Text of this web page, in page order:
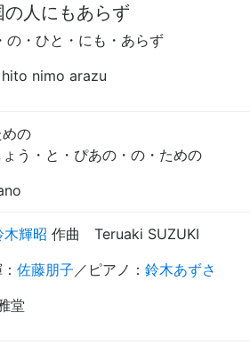
人にもあらず
の・ひと・にも・あらず
nimo arazu
めの
う・と・ぴあの・の・ための
木輝昭 作曲
Teruaki SUZUKI
： 佐藤朋子 ／ ピアノ ： 鈴木あずさ
堂